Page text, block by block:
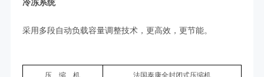
采用多段自动负载容量调整技术，更高效，更节能。
压 缩 机 法国泰康全封闭式压缩机